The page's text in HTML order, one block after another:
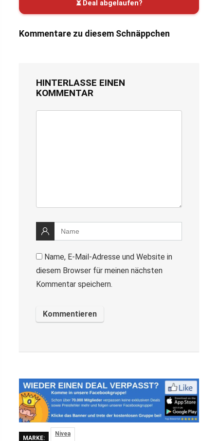
⏳ Deal abgelaufen?
Kommentare zu diesem Schnäppchen
HINTERLASSE EINEN
KOMMENTAR
Name, E-Mail-Adresse und Website in
diesem Browser für meinen nächsten
Kommentar speichern.
MARKE:
Nivea